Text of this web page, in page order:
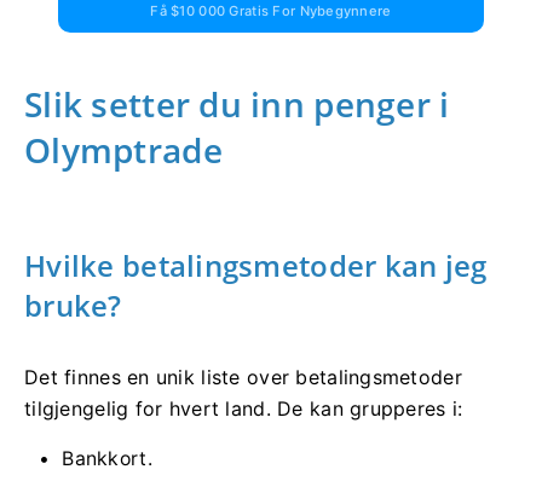
Få $10 000 Gratis For Nybegynnere
Slik setter du inn penger i
Olymptrade
Hvilke betalingsmetoder kan jeg
bruke?
Det finnes en unik liste over betalingsmetoder
tilgjengelig for hvert land. De kan grupperes i:
Bankkort.